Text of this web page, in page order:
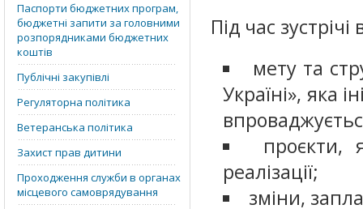
Паспорти бюджетних програм,
бюджетні запити за головними
розпорядниками бюджетних
коштів
Публічні закупівлі
Регуляторна політика
Ветеранська політика
Захист прав дитини
Проходження служби в органах
місцевого самоврядування
Під час
мету та
Україні», яка
проєкти,
реалізації;
зміни,